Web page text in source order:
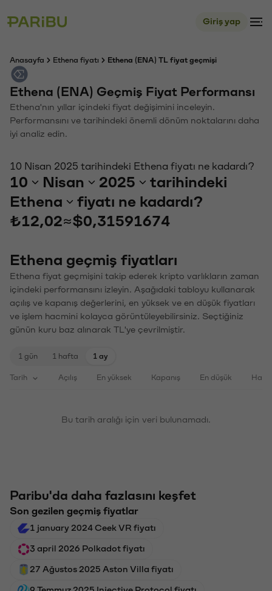
Giriş yap
Anasayfa Ethena fiyatı Ethena (ENA) TL fiyat geçmişi
Ethena (ENA) Geçmiş Fiyat Performansı
Ethena'nın yıllar içindeki fiyat değişimini inceleyin.
Performansını ve tarihindeki önemli dönüm noktalarını daha
iyi analiz edin.
10 Nisan 2025 tarihindeki Ethena fiyatı ne kadardı?
10 Nisan 2025
tarihindeki
Ethena
fiyatı ne kadardı?
₺12,02≈$0,31591674
Ethena geçmiş fiyatları
Ethena fiyat geçmişini takip ederek kripto varlıkların zaman
içindeki performansını izleyin. Aşağıdaki tabloyu kullanarak
açılış ve kapanış değerlerini, en yüksek ve en düşük fiyatları
ve işlem hacmini kolayca görüntüleyebilirsiniz. Seçtiğiniz
günün kuru baz alınarak TL'ye çevrilmiştir.
1 gün 1 hafta 1 ay
Tarih Açılış En yüksek Kapanış En düşük
Bu tarih aralığı için veri bulunamadı.
Paribu'da daha fazlasını keşfet
Son gezilen geçmiş fiyatlar
1 january 2024 Ceek VR fiyatı
3 april 2026 Polkadot fiyatı
27 Ağustos 2025 Aston Villa fiyatı